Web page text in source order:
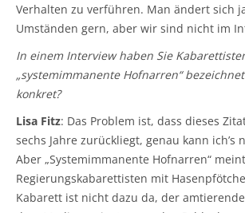
Verhalten zu verführen. Man ändert sich
Umständen gern, aber wir sind nicht im
In einem Interview haben Sie
„systemimmanente Hofnarren“
konkret?
Lisa Fitz: Das Problem ist, dass dieses
sechs Jahre zurückliegt, genau kann ich’s
Aber „Systemimmanente Hofnarren“ meint
Regierungskabarettisten mit
Kabarett ist nicht dazu da, der